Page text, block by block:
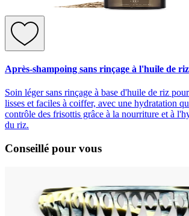
Après-shampoing sans rinçage à l'huile de riz
Soin léger sans rinçage à base d'huile de riz
lisses et faciles à coiffer, avec une hydratation
contrôle des frisottis grâce à la nourriture et à
du riz.
Conseillé pour vous